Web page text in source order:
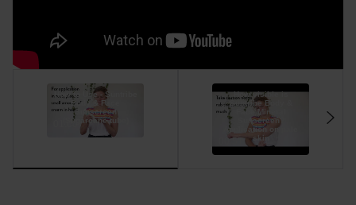
How to Use - Suntribe
Body & Face
Sunscreen
(Sugarcane tube)
01:00
How visible is
Suntribe Body &
Face Mineral
Sunscreen?
Application on pale
skin
00:51